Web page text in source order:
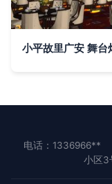
小平故里广安 舞
电话：1336966**
小区3